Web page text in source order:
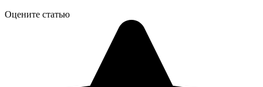
Оцените статью